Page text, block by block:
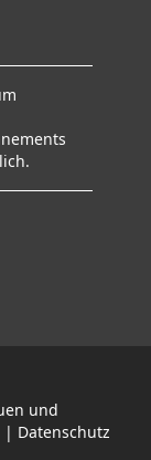
und
| Datenschutz